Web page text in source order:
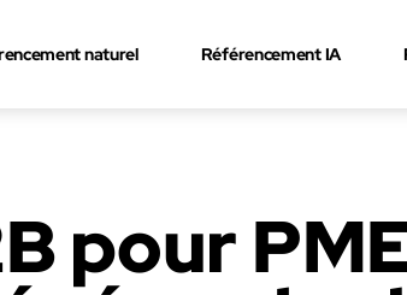
naturel Référencement IA
pour